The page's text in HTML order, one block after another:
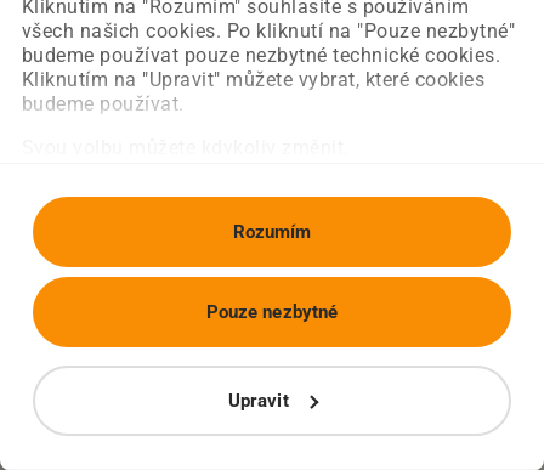
Kliknutím na "Rozumím" souhlasíte s používáním
všech našich cookies. Po kliknutí na "Pouze nezbytné"
budeme používat pouze nezbytné technické cookies.
Kliknutím na "Upravit" můžete vybrat, které cookies
budeme používat.
Rozumím
Upravit
Pouze nezbytné
Obnovit stránku Úvodní strana